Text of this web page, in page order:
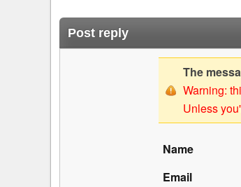
Post reply
The
Warning:
Unless
Name
Email